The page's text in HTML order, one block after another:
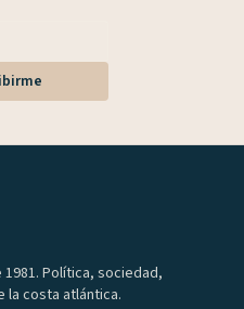
Política, sociedad,
la costa atlántica.